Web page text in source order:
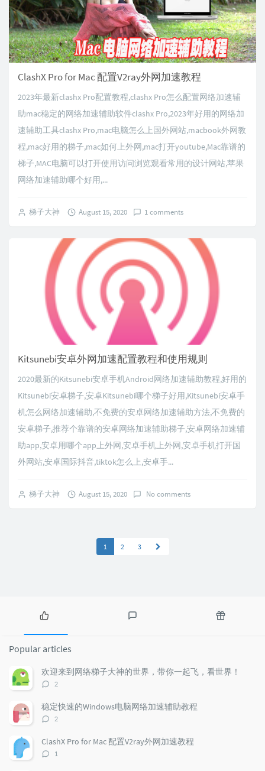
ClashX Pro for Mac 配置V2ray外网加速教程
2023年最新clashx Pro配置教程,clashx Pro怎么配置网络加速辅
助mac稳定的网络加速辅助软件clashx Pro,2023年好用的网络加
速辅助工具clashx Pro,mac电脑怎么上国外网站,macbook外网教
程,mac好用的梯子,mac如何上外网,mac打开youtube,Mac靠谱的
梯子,MAC电脑可以打开使用访问浏览观看常用的设计网站,苹果
网络加速辅助哪个好用,...
梯子大神 August 15, 2020 1 comments
Kitsunebi安卓外网加速配置教程和使用规则
2020最新的Kitsunebi安卓手机Android网络加速辅助教程,好用的
Kitsunebi安卓梯子,安卓Kitsunebi哪个梯子好用,Kitsunebi安卓手
机怎么网络加速辅助,不免费的安卓网络加速辅助方法,不免费的
安卓梯子,推荐个靠谱的安卓网络加速辅助梯子,安卓网络加速辅
助app,安卓用哪个app上外网,安卓手机上外网,安卓手机打开国
外网站,安卓国际抖音,tiktok怎么上,安卓手...
梯子大神 August 15, 2020 No comments
1 2 3
P
p
u
l
a
r
a
r
t
i
e
s
c
o
m
d
o
Popular articles
欢迎来到网络梯子大神的世界，带你一起飞，看世界！
评
数：
2
稳定快速的Windows电脑网络加速辅助教程
评
数：
2
ClashX Pro for Mac 配置V2ray外网加速教程
评1